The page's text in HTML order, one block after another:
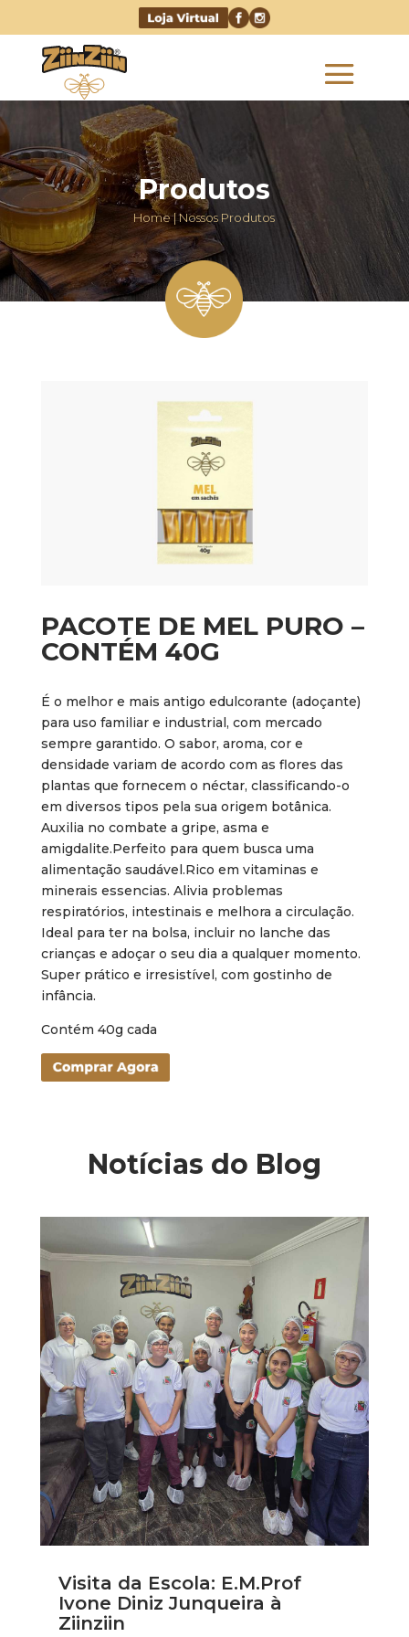
Produtos
Home | Nossos Produtos
PACOTE DE MEL PURO –
CONTÉM 40G
É o melhor e mais antigo edulcorante (adoçante)
para uso familiar e industrial, com mercado
sempre garantido. O sabor, aroma, cor e
densidade variam de acordo com as flores das
plantas que fornecem o néctar, classificando-o
em diversos tipos pela sua origem botânica.
Auxilia no combate a gripe, asma e
amigdalite.Perfeito para quem busca uma
alimentação saudável.Rico em vitaminas e
minerais essencias. Alivia problemas
respiratórios, intestinais e melhora a circulação.
Ideal para ter na bolsa, incluir no lanche das
crianças e adoçar o seu dia a qualquer momento.
Super prático e irresistível, com gostinho de
infância.
Contém 40g cada
Notícias do Blog
Visita da Escola: E.M.Prof
Ivone Diniz Junqueira à
Ziinziin